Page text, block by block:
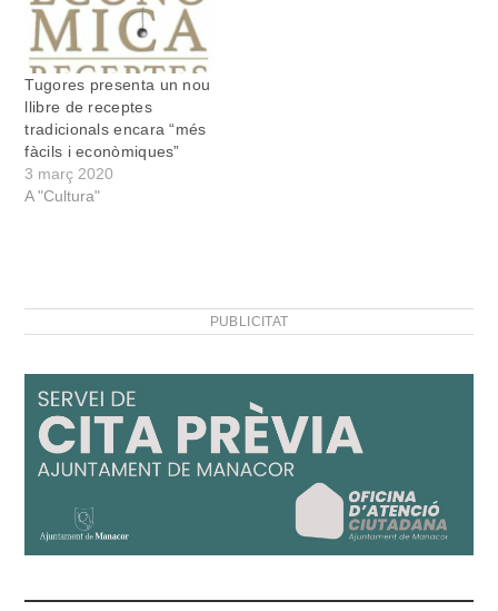
Tugores presenta un nou
llibre de receptes
tradicionals encara “més
fàcils i econòmiques”
3 març 2020
A "Cultura"
PUBLICITAT